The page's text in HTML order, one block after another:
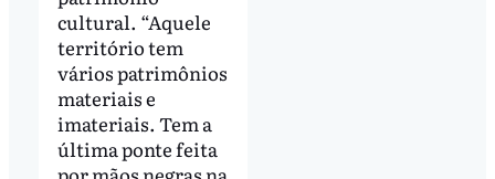
cultural. “Aquele
território tem
vários patrimônios
materiais e
imateriais. Tem a
última ponte feita